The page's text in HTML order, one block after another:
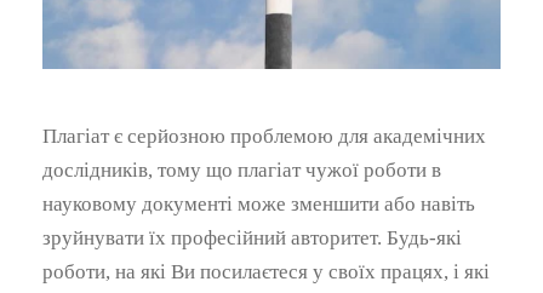
Плагіат є серйозною проблемою для академічних
дослідників, тому що плагіат чужої роботи в
науковому документі може зменшити або навіть
зруйнувати їх професійний авторитет. Будь-які
роботи, на які Ви посилаєтеся у своїх працях, і які